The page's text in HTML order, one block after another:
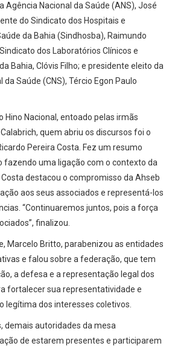
Agência Nacional da Saúde (ANS), José
do Sindicato dos Hospitais e
da Bahia (Sindhosba), Raimundo
dos Laboratórios Clínicos e
Bahia, Clóvis Filho; e presidente eleito da
Saúde (CNS), Tércio Egon Paulo
Hino Nacional, entoado pelas irmãs
quem abriu os discursos foi o
Pereira Costa. Fez um resumo
fazendo uma ligação com o contexto da
destacou o compromisso da Ahseb
aos seus associados e representá-los
“Continuaremos juntos, pois a força
finalizou.
Marcelo Britto, parabenizou as entidades
e falou sobre a federação, que tem
a defesa e a representação legal dos
fortalecer sua representatividade e
legítima dos interesses coletivos.
demais autoridades da mesa
de estarem presentes e participarem